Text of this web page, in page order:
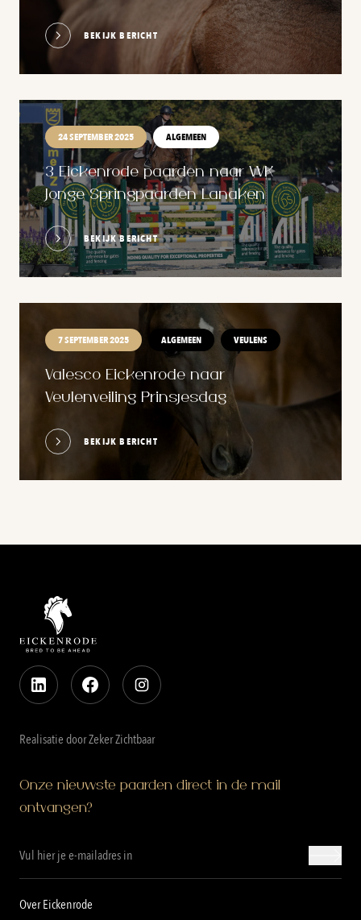
BEKIJK BERICHT
24 SEPTEMBER 2025 ALGEMEEN
3 Eickenrode paarden naar WK
Jonge Springpaarden Lanaken
BEKIJK BERICHT
7 SEPTEMBER 2025 ALGEMEEN VEULENS
Valesco Eickenrode naar
Veulenveiling Prinsjesdag
BEKIJK BERICHT
Realisatie door Zeker Zichtbaar
Onze nieuwste paarden direct in de mail
ontvangen?
Over Eickenrode